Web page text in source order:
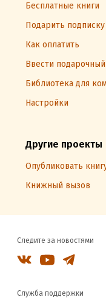
Бесплатные книги
Подарить подписку
Как оплатить
Ввести
Библиотека для
Настройки
Другие проекты
Опубликовать
Книжный вызов
Следите за новостями
Служба поддержки